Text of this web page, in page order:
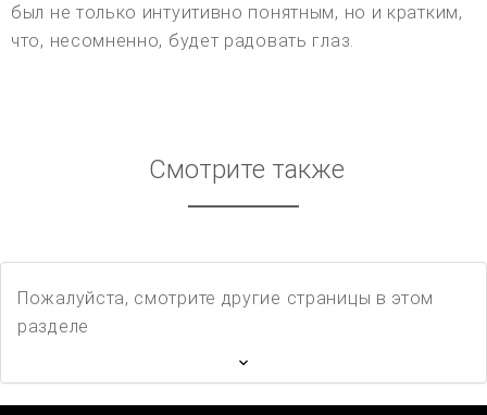
был не только интуитивно понятным, но и кратким,
что, несомненно, будет радовать глаз.
Смотрите также
Пожалуйста, смотрите другие страницы в этом
разделе